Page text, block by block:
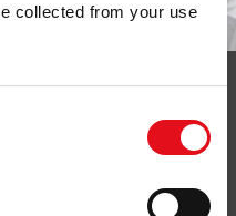
collected from your use
silindir kapağı
Silindir kapağı,